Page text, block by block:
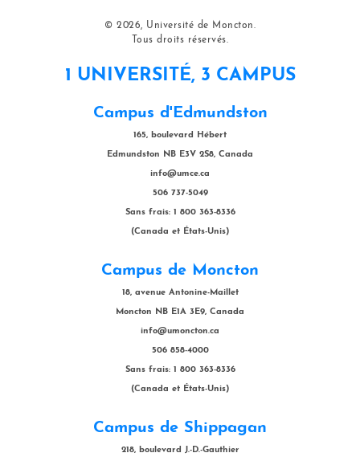
© 2026, Université de Moncton.
Tous droits réservés.
1 UNIVERSITÉ, 3 CAMPUS
Campus d'Edmundston
165, boulevard Hébert
Edmundston NB E3V 2S8, Canada
info@umce.ca
506 737-5049
Sans frais: 1 800 363-8336
(Canada et États-Unis)
Campus de Moncton
18, avenue Antonine-Maillet
Moncton NB E1A 3E9, Canada
info@umoncton.ca
506 858-4000
Sans frais: 1 800 363-8336
(Canada et États-Unis)
Campus de Shippagan
218, boulevard J.-D.-Gauthier